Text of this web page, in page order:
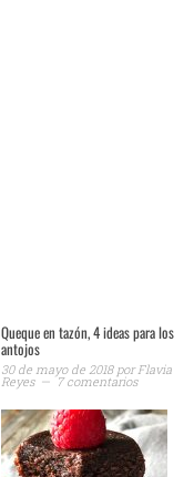
Queque en tazón, 4 ideas para los
antojos
30 de mayo de 2018porFlavia
Reyes 7 comentarios